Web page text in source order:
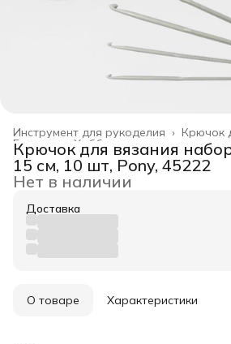
Крючок
Инструмент для рукоделия ›
Хобби и творчество ›
Главная
Крючок для вязания
15 см, 10 шт, Pony, 45222
Нет в наличии
Доставка
О товаре Характеристики